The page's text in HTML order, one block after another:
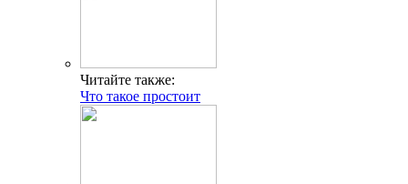
Читайте также:
Что такое простоит